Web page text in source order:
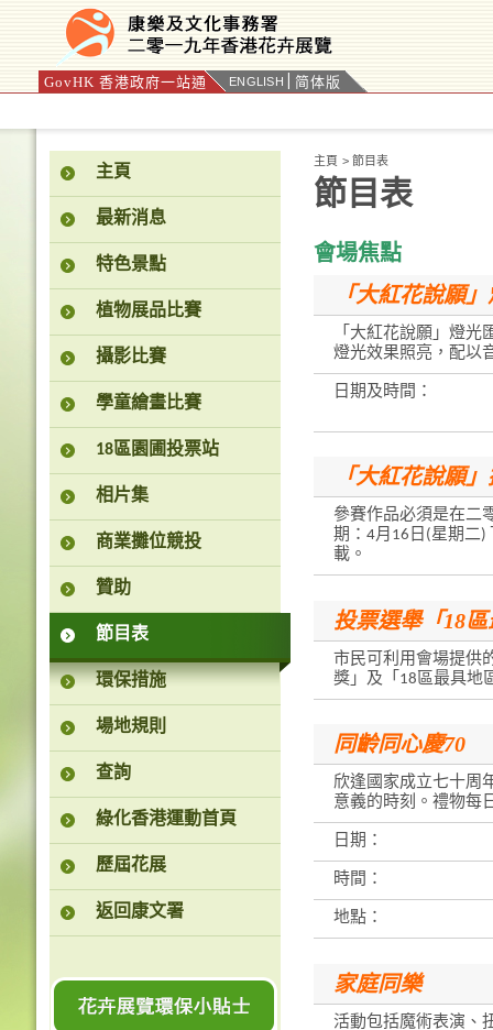
GovHK 香港政府一站通 ENGLISH 简体版
按“Tab”進入菜單
主頁
最新消息
特色景點
植物展品比賽
攝影比賽
學童繪畫比賽
18區園圃投票站
相片集
商業攤位競投
贊助
節目表
環保措施
場地規則
查詢
綠化香港運動首頁
歷屆花展
返回康文署
主頁 > 節目表
節目表
會場焦點
「大紅花說願
「大紅花說願」燈
燈光效果照亮，配以
日期及時間：
「大紅花說願
參賽作品必須是在二
期：4月16日(星期二)
載。
投票選舉「18
市民可利用會場提供
獎」及「18區最具地
同齡同心慶70
欣逢國家成立七十周
意義的時刻。禮物每
日期：
時間：
地點：
家庭同樂
活動包括魔術表演、